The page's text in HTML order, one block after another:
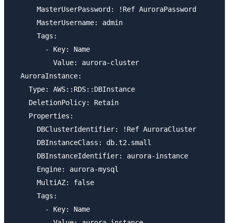
      MasterUserPassword: !Ref AuroraPassword
      MasterUsername: admin
      Tags:
        - Key: Name
          Value: aurora-cluster
  AuroraInstance:
    Type: AWS::RDS::DBInstance
    DeletionPolicy: Retain
    Properties:
      DBClusterIdentifier: !Ref AuroraCluster
      DBInstanceClass: db.t2.small
      DBInstanceIdentifier: aurora-instance
      Engine: aurora-mysql
      MultiAZ: false
      Tags:
        - Key: Name